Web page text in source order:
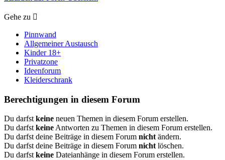
Gehe zu
Pinnwand
Allgemeiner Austausch
Kinder 18+
Privatzone
Ideenforum
Kleiderschrank
Berechtigungen in diesem Forum
Du darfstkeine neuen Themen in diesem Forum erstellen.
Du darfstkeineAntworten zu Themen in diesem Forum erstellen.
Du darfst deine Beiträge in diesem Forum nichtändern.
Du darfst deine Beiträge in diesem Forum nichtlöschen.
Du darfstkeine Dateianhänge in diesem Forum erstellen.